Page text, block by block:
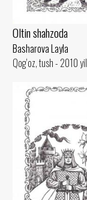
Oltin shahzoda
Basharova Layla
Qog‘oz, tush - 2010 yil